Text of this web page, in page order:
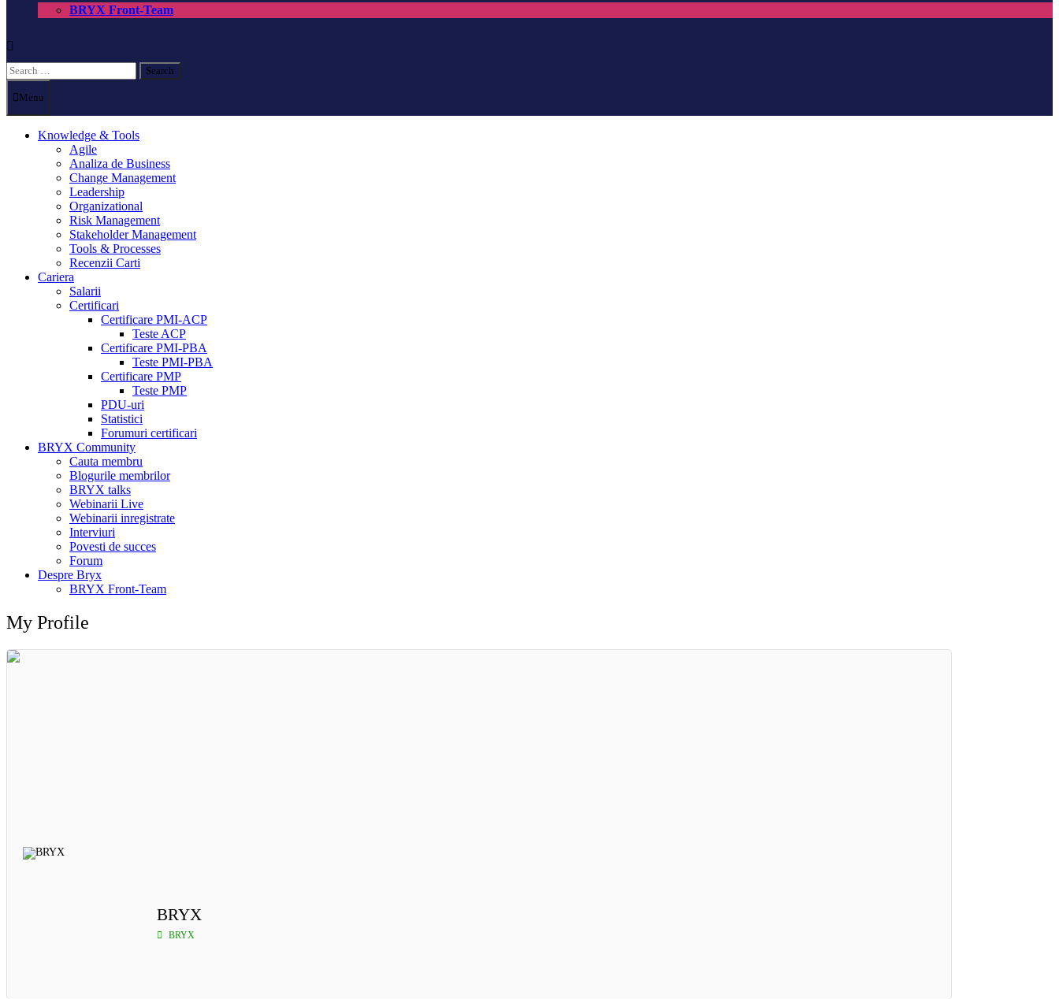
BRYX Front-Team
Search
for:
Menu
Knowledge & Tools
Agile
Analiza de Business
Change Management
Leadership
Organizational
Risk Management
Stakeholder Management
Tools & Processes
Recenzii Carti
Cariera
Salarii
Certificari
Certificare PMI-ACP
Teste ACP
Certificare PMI-PBA
Teste PMI-PBA
Certificare PMP
Teste PMP
PDU-uri
Statistici
Forumuri certificari
BRYX Community
Cauta membru
Blogurile membrilor
BRYX talks
Webinarii Live
Webinarii inregistrate
Interviuri
Povesti de succes
Forum
Despre Bryx
BRYX Front-Team
My Profile
BRYX
BRYX